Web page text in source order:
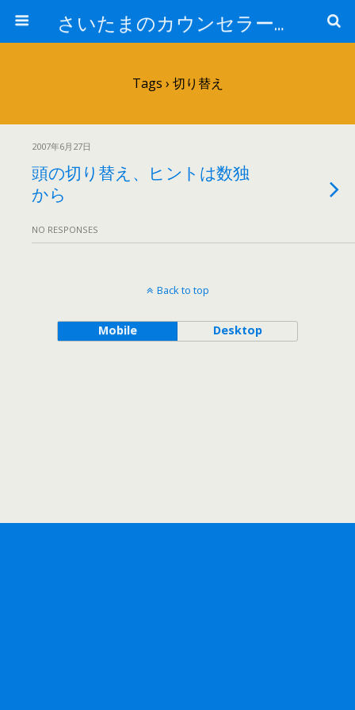
さいたまのカウンセラー日記
Tags › 切り替え
2007年6月27日
頭の切り替え、ヒントは数独
から
NO RESPONSES
Back to top
Mobile Desktop